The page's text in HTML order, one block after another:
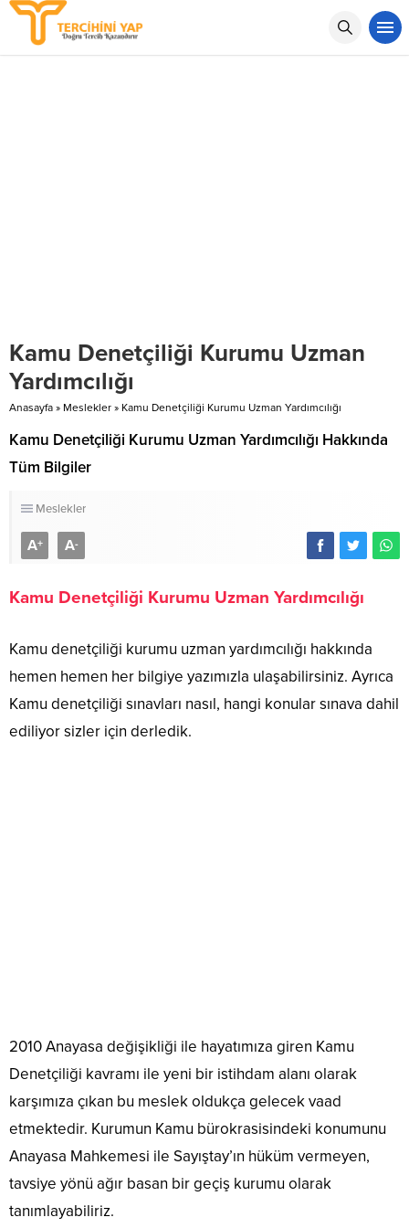
Kamu Denetçiliği Kurumu Uzman
Yardımcılığı
Anasayfa » Meslekler » Kamu Denetçiliği Kurumu Uzman Yardımcılığı
Kamu Denetçiliği Kurumu Uzman Yardımcılığı Hakkında
Tüm Bilgiler
Meslekler
A+ A-
Kamu Denetçiliği Kurumu Uzman Yardımcılığı
Kamu denetçiliği kurumu uzman yardımcılığı hakkında
hemen hemen her bilgiye yazımızla ulaşabilirsiniz. Ayrıca
Kamu denetçiliği sınavları nasıl, hangi konular sınava dahil
ediliyor sizler için derledik.
2010 Anayasa değişikliği ile hayatımıza giren Kamu
Denetçiliği kavramı ile yeni bir istihdam alanı olarak
karşımıza çıkan bu meslek oldukça gelecek vaad
etmektedir. Kurumun Kamu bürokrasisindeki konumunu
Anayasa Mahkemesi ile Sayıştay’ın hüküm vermeyen,
tavsiye yönü ağır basan bir geçiş kurumu olarak
tanımlayabiliriz.